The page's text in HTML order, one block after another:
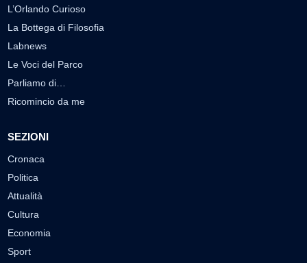
L’Orlando Curioso
La Bottega di Filosofia
Labnews
Le Voci del Parco
Parliamo di…
Ricomincio da me
SEZIONI
Cronaca
Politica
Attualità
Cultura
Economia
Sport